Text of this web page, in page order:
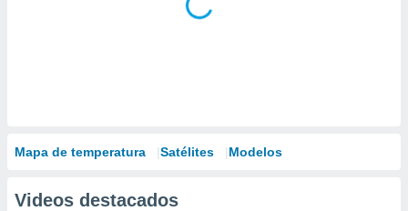
Mapa de temperatura Satélites Modelos
Videos destacados